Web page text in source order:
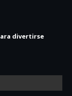
divertirse